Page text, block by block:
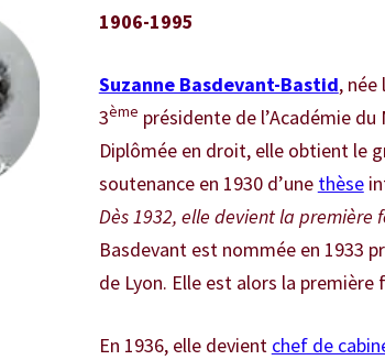
1906-1995
Suzanne Basdevant-Bastid, née
3ème présidente de l’Académie
Diplômée en droit, elle obtient le
soutenance en 1930 d’une thèse
Dès 1932, elle devient la
Basdevant est nommée en 1933
de Lyon. Elle est alors la
En 1936, elle devient chef de